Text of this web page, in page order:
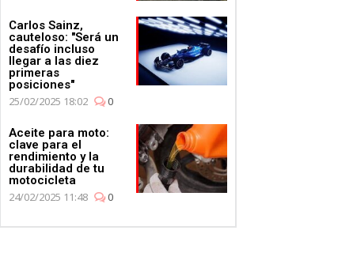
Carlos Sainz,
cauteloso: "Será un
desafío incluso
llegar a las diez
primeras
posiciones"
25/02/2025 18:02
0
Aceite para moto:
clave para el
rendimiento y la
durabilidad de tu
motocicleta
24/02/2025 11:48
0